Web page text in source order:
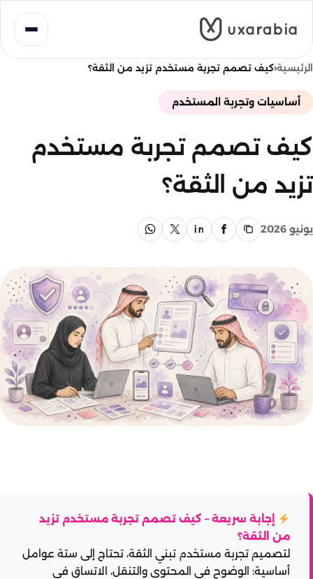
المحتوى
الرئيسية‹كيف تصمم تجربة مستخدم تزيد من الثقة؟
أساسيات وتجربة المستخدم
كيف تصمم تجربة مستخدم
تزيد من الثقة؟
يونيو 2026
إجابة سريعة – كيف تصمم تجربة مستخدم تزيد
من الثقة؟
لتصميم تجربة مستخدم تبني الثقة، تحتاج إلى ستة عوامل
أساسية: الوضوح في المحتوى والتنقل، الاتساق في